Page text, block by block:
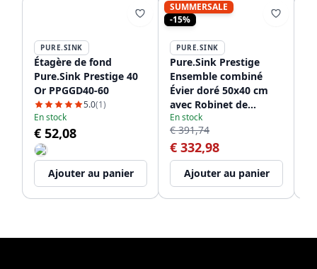
PURE.SINK
Étagère de fond
Pure.Sink Prestige 40
Or PPGGD40-60
5.0(1)
En stock
€ 52,08
Ajouter au panier
SUMMERSALE
-15%
PURE.SINK
Pure.Sink Prestige
Ensemble combiné
Évier doré 50x40 cm
avec Robinet de
cuisine doré
1208970764
En stock
€ 391,74
€ 332,98
Ajouter au panier